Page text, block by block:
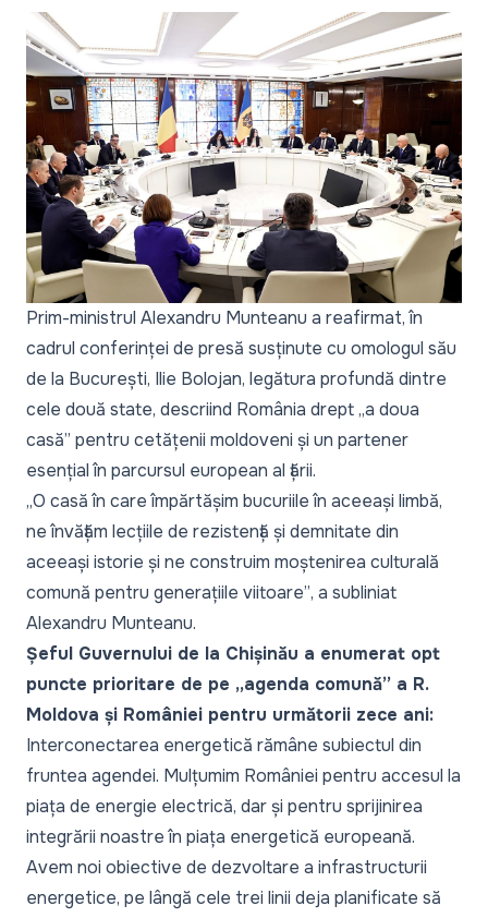
Prim-ministrul Alexandru Munteanu a reafirmat, în
cadrul conferinței de presă susținute cu omologul său
de la București, Ilie Bolojan, legătura profundă dintre
cele două state, descriind România drept„a doua
casă” pentru cetățenii moldoveni și un partener
esențial în parcursul european al țării.
„O casă în care împărtășim bucuriile în aceeași limbă,
ne învățăm lecțiile de rezistență și demnitate din
aceeași istorie și ne construim moștenirea culturală
comună pentru generațiile viitoare”, a subliniat
Alexandru Munteanu.
Șeful Guvernului de la Chișinău a enumerat opt
puncte prioritare de pe „agenda comună” a R.
Moldova și României pentru următorii zece ani:
Interconectarea energetică rămâne subiectul din
fruntea agendei. Mulțumim României pentru accesul la
piața de energie electrică, dar și pentru sprijinirea
integrării noastre în piața energetică europeană.
Avem noi obiective de dezvoltare a infrastructurii
energetice, pe lângă cele trei linii deja planificate să